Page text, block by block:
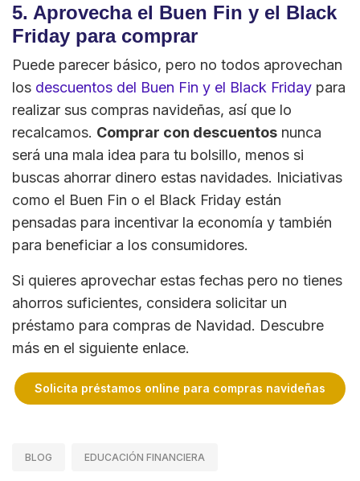
5. Aprovecha el Buen Fin y el Black
Friday para comprar
Puede parecer básico, pero no todos aprovechan
los descuentos del Buen Fin y el Black Friday para
realizar sus compras navideñas, así que lo
recalcamos. Comprar con descuentos nunca
será una mala idea para tu bolsillo, menos si
buscas ahorrar dinero estas navidades. Iniciativas
como el Buen Fin o el Black Friday están
pensadas para incentivar la economía y también
para beneficiar a los consumidores.
Si quieres aprovechar estas fechas pero no tienes
ahorros suficientes, considera solicitar un
préstamo para compras de Navidad. Descubre
más en el siguiente enlace.
Solicita préstamos online para compras navideñas
BLOG EDUCACIÓN FINANCIERA